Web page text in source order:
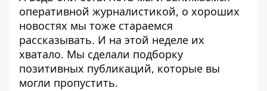
оперативной журналистикой, о хороших
новостях мы тоже стараемся
рассказывать. И на этой неделе их
хватало. Мы сделали подборку
позитивных публикаций, которые вы
могли пропустить.